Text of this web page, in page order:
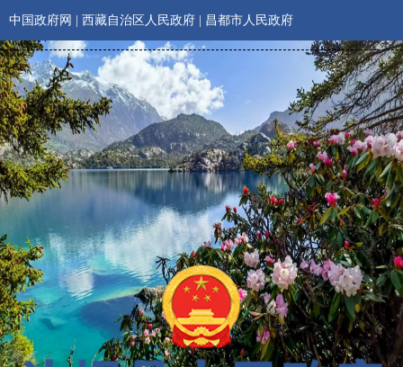
中国政府网 西藏自治区人民政府 昌都市人民政府